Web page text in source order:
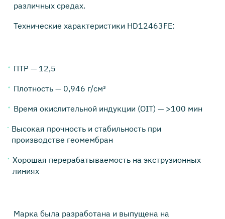
различных средах.
Технические характеристики HD12463FE:
ПТР — 12,5
Плотность — 0,946 г/см³
Время окислительной индукции (OIT) — >100 мин
Высокая прочность и стабильность при
производстве геомембран
Хорошая перерабатываемость на экструзионных
линиях
Марка была разработана и выпущена на